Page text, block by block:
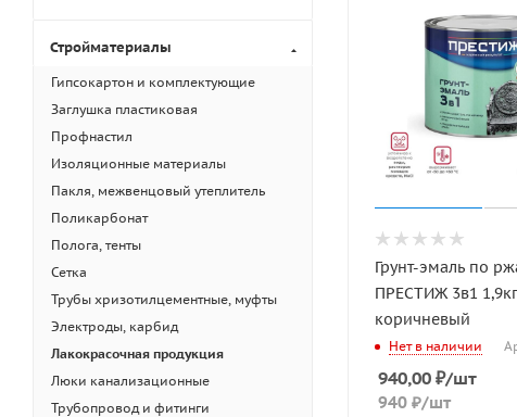
Грунт-эмаль по
ПРЕСТИЖ 3в1 1,9кг
коричневый
Нет в наличии
940,00 ₽/шт
940 ₽/шт
Стройматериалы
Гипсокартон и комплектующие
Заглушка пластиковая
Профнастил
Изоляционные материалы
Пакля, межвенцовый утеплитель
Поликарбонат
Полога, тенты
Сетка
Трубы хризотилцементные, муфты
Электроды, карбид
Лакокрасочная продукция
Люки канализационные
Трубопровод и фитинги